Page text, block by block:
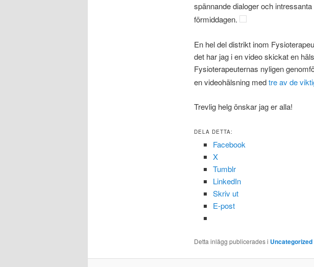
spännande dialoger och
förmiddagen.
En hel del distrikt inom
det har jag i en video skickat en
Fysioterapeuternas nyligen
en videohälsning medtre av de
Trevlig helg önskar jag er alla!
DELA DETTA:
Facebook
X
Tumblr
LinkedIn
Skriv ut
E-post
Detta inlägg publicerades i Uncategorized